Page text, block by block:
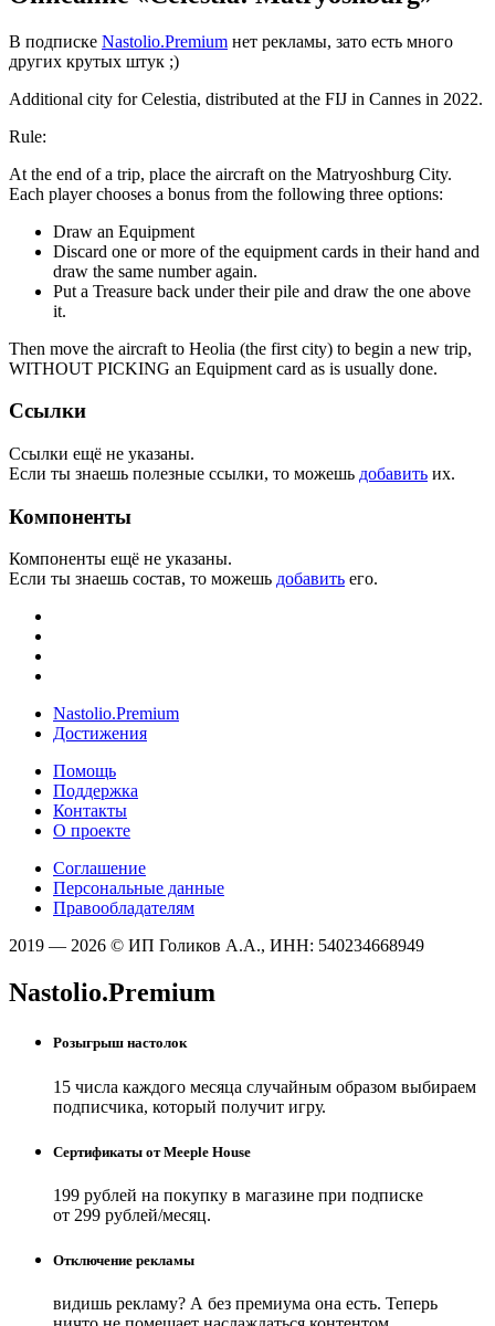
В подписке Nastolio.Premium нет рекламы, зато есть много
других крутых штук ;)
Additional city for Celestia, distributed at the FIJ in Cannes in 2022.
Rule:
At the end of a trip, place the aircraft on the Matryoshburg City.
Each player chooses a bonus from the following three options:
Draw an Equipment
Discard one or more of the equipment cards in their hand and
draw the same number again.
Put a Treasure back under their pile and draw the one above
it.
Then move the aircraft to Heolia (the first city) to begin a new trip,
WITHOUT PICKING an Equipment card as is usually done.
Ссылки
Ссылки ещё не указаны.
Если ты знаешь полезные ссылки, то можешь добавить их.
Компоненты
Компоненты ещё не указаны.
Если ты знаешь состав, то можешь добавить его.
Nastolio.Premium
Достижения
Помощь
Поддержка
Контакты
О проекте
Соглашение
Персональные данные
Правообладателям
2019 — 2026 © ИП Голиков А.А., ИНН: 540234668949
Nastolio.Premium
Розыгрыш настолок
15 числа каждого месяца случайным образом выбираем
подписчика, который получит игру.
Сертификаты от Meeple House
199 рублей на покупку в магазине при подписке
от 299 рублей/месяц.
Отключение рекламы
видишь рекламу? А без премиума она есть. Теперь